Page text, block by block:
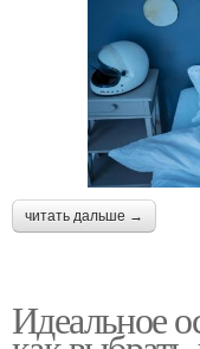
читать дальше →
Идеальное